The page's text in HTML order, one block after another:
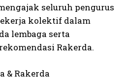
seluruh pengurus
kolektif dalam
lembaga serta
Rakerda.
& Rakerda